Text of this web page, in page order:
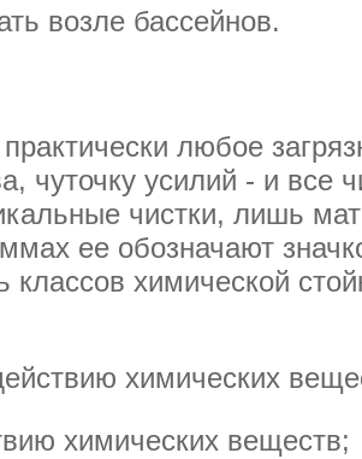
возле бассейнов.
любое
чуточку усилий - и все
чистки, лишь
ее обозначают
химической
химических
химических веществ;